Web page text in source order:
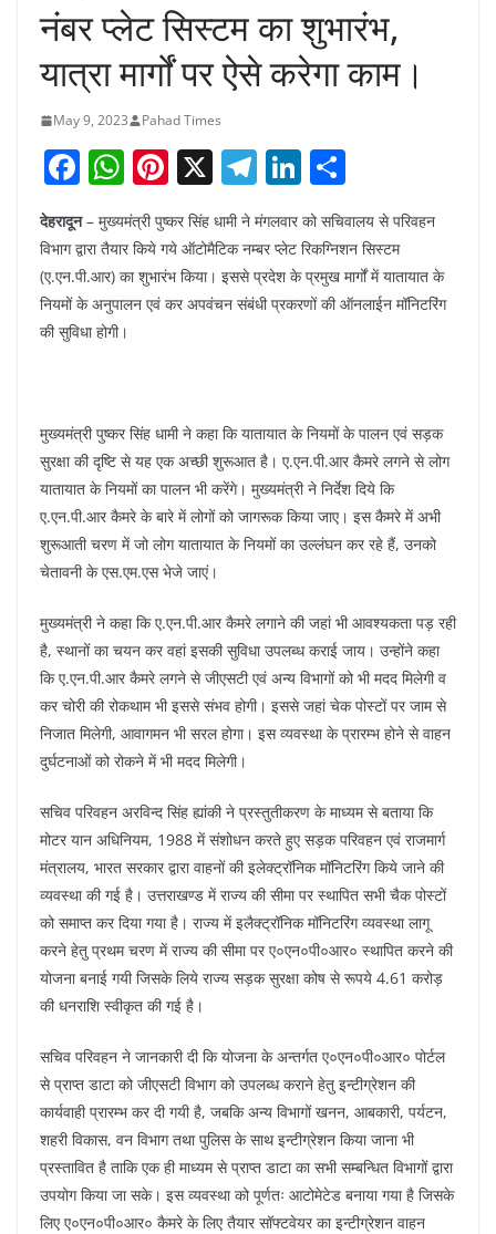
नंबर प्लेट सिस्टम का शुभारंभ,
यात्रा मार्गों पर ऐसे करेगा काम।
May 9, 2023 Pahad Times
F
c
e
b
o
k
W
h
at
s
A
p
Pi
nt
er
e
st
X T
el
e
gr
a
Li
n
k
e
dI
ar
e
देहरादून– मुख्यमंत्री पुष्कर सिंह धामी ने मंगलवार को सचिवालय से परिवहन
विभाग द्वारा तैयार किये गये ऑटोमैटिक नम्बर प्लेट रिकग्निशन सिस्टम
(ए.एन.पी.आर) का शुभारंभ किया। इससे प्रदेश के प्रमुख मार्गों में यातायात के
नियमों के अनुपालन एवं कर अपवंचन संबंधी प्रकरणों की ऑनलाईन मॉनिटरिंग
की सुविधा होगी।
मुख्यमंत्री पुष्कर सिंह धामी ने कहा कि यातायात के नियमों के पालन एवं सड़क
सुरक्षा की दृष्टि से यह एक अच्छी शुरूआत है। ए.एन.पी.आर कैमरे लगने से लोग
यातायात के नियमों का पालन भी करेंगे। मुख्यमंत्री ने निर्देश दिये कि
ए.एन.पी.आर कैमरे के बारे में लोगों को जागरूक किया जाए। इस कैमरे में अभी
शुरूआती चरण में जो लोग यातायात के नियमों का उल्लंघन कर रहे हैं, उनको
चेतावनी के एस.एम.एस भेजे जाएं।
मुख्यमंत्री ने कहा कि ए.एन.पी.आर कैमरे लगाने की जहां भी आवश्यकता पड़ रही
है, स्थानों का चयन कर वहां इसकी सुविधा उपलब्ध कराई जाय। उन्होंने कहा
कि ए.एन.पी.आर कैमरे लगने से जीएसटी एवं अन्य विभागों को भी मदद मिलेगी व
कर चोरी की रोकथाम भी इससे संभव होगी। इससे जहां चेक पोस्टों पर जाम से
निजात मिलेगी, आवागमन भी सरल होगा। इस व्यवस्था के प्रारम्भ होने से वाहन
दुर्घटनाओं को रोकने में भी मदद मिलेगी।
सचिव परिवहन अरविन्द सिंह ह्यांकी ने प्रस्तुतीकरण के माध्यम से बताया कि
मोटर यान अधिनियम, 1988 में संशोधन करते हुए सड़क परिवहन एवं राजमार्ग
मंत्रालय, भारत सरकार द्वारा वाहनों की इलेक्ट्रॉनिक मॉनिटरिंग किये जाने की
व्यवस्था की गई है। उत्तराखण्ड में राज्य की सीमा पर स्थापित सभी चैक पोस्टों
को समाप्त कर दिया गया है। राज्य में इलैक्ट्रॉनिक मॉनिटरिंग व्यवस्था लागू
करने हेतु प्रथम चरण में राज्य की सीमा पर ए०एन०पी०आर० स्थापित करने की
योजना बनाई गयी जिसके लिये राज्य सड़क सुरक्षा कोष से रूपये 4.61 करोड़
की धनराशि स्वीकृत की गई है।
सचिव परिवहन ने जानकारी दी कि योजना के अन्तर्गत ए०एन०पी०आर० पोर्टल
से प्राप्त डाटा को जीएसटी विभाग को उपलब्ध कराने हेतु इन्टीग्रेशन की
कार्यवाही प्रारम्भ कर दी गयी है, जबकि अन्य विभागों खनन, आबकारी, पर्यटन,
शहरी विकास, वन विभाग तथा पुलिस के साथ इन्टीग्रेशन किया जाना भी
प्रस्तावित है ताकि एक ही माध्यम से प्राप्त डाटा का सभी सम्बन्धित विभागों द्वारा
उपयोग किया जा सके। इस व्यवस्था को पूर्णतः आटोमेटेड बनाया गया है जिसके
लिए ए०एन०पी०आर० कैमरे के लिए तैयार सॉफ्टवेयर का इन्टीग्रेशन वाहन